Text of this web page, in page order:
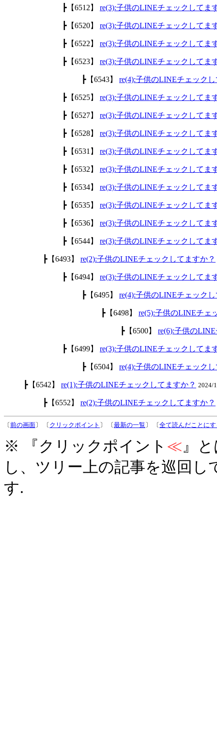
┣【6512】 re(3):子供のLINEチェックしてま
┣【6520】 re(3):子供のLINEチェックしてま
┣【6522】 re(3):子供のLINEチェックしてま
┣【6523】 re(3):子供のLINEチェックしてま
┣【6543】 re(4):子供のLINEチェック
┣【6525】 re(3):子供のLINEチェックしてま
┣【6527】 re(3):子供のLINEチェックしてま
┣【6528】 re(3):子供のLINEチェックしてま
┣【6531】 re(3):子供のLINEチェックしてま
┣【6532】 re(3):子供のLINEチェックしてま
┣【6534】 re(3):子供のLINEチェックしてま
┣【6535】 re(3):子供のLINEチェックしてま
┣【6536】 re(3):子供のLINEチェックしてま
┣【6544】 re(3):子供のLINEチェックしてま
┣【6493】 re(2):子供のLINEチェックしてますか？
┣【6494】 re(3):子供のLINEチェックしてま
┣【6495】 re(4):子供のLINEチェック
┣【6498】 re(5):子供のLINEチェ
┣【6500】 re(6):子供の
┣【6499】 re(3):子供のLINEチェックしてま
┣【6504】 re(4):子供のLINEチェック
┣【6542】 re(1):子供のLINEチェックしてますか？ 2024/
┣【6552】 re(2):子供のLINEチェックしてますか？
〔前の画面〕 〔 クリックポイント 〕 〔最新の一覧 〕 〔全て読んだことに
※ 『クリックポイント ≪』
し、ツリー上の記事を巡回
す.